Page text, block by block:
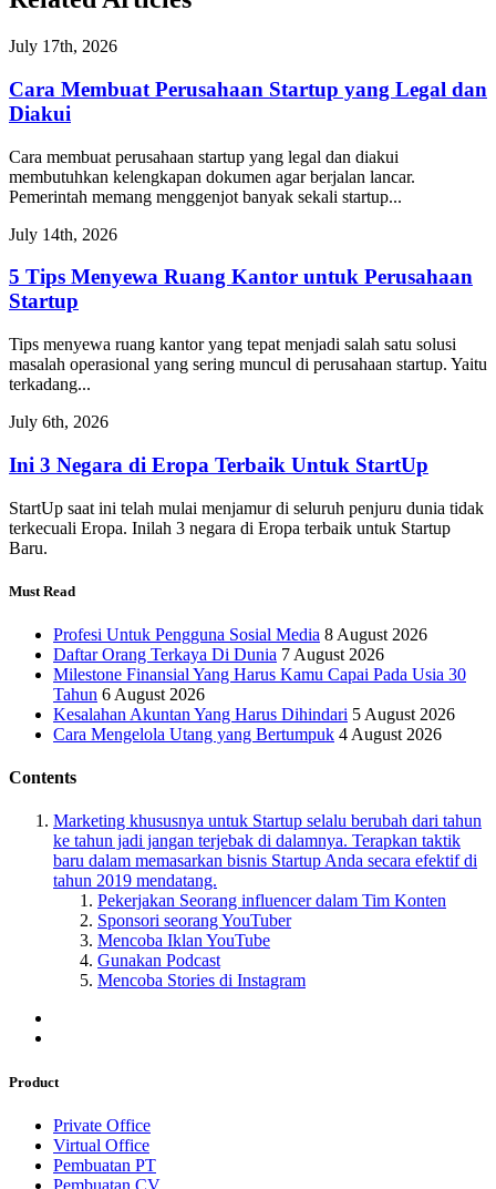
July 17th, 2026
Cara Membuat Perusahaan Startup yang Legal dan
Diakui
Cara membuat perusahaan startup yang legal dan diakui
membutuhkan kelengkapan dokumen agar berjalan lancar.
Pemerintah memang menggenjot banyak sekali startup...
July 14th, 2026
5 Tips Menyewa Ruang Kantor untuk Perusahaan
Startup
Tips menyewa ruang kantor yang tepat menjadi salah satu solusi
masalah operasional yang sering muncul di perusahaan startup. Yaitu
terkadang...
July 6th, 2026
Ini 3 Negara di Eropa Terbaik Untuk StartUp
StartUp saat ini telah mulai menjamur di seluruh penjuru dunia tidak
terkecuali Eropa. Inilah 3 negara di Eropa terbaik untuk Startup
Baru.
Must Read
Profesi Untuk Pengguna Sosial Media 8 August 2026
Daftar Orang Terkaya Di Dunia 7 August 2026
Milestone Finansial Yang Harus Kamu Capai Pada Usia 30
Tahun 6 August 2026
Kesalahan Akuntan Yang Harus Dihindari 5 August 2026
Cara Mengelola Utang yang Bertumpuk 4 August 2026
Contents
Marketing khususnya untuk Startup selalu berubah dari tahun
ke tahun jadi jangan terjebak di dalamnya. Terapkan taktik
baru dalam memasarkan bisnis Startup Anda secara efektif di
tahun 2019 mendatang.
Pekerjakan Seorang influencer dalam Tim Konten
Sponsori seorang YouTuber
Mencoba Iklan YouTube
Gunakan Podcast
Mencoba Stories di Instagram
Product
Private Office
Virtual Office
Pembuatan PT
Pembuatan CV